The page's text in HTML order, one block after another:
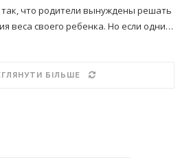
так, что родители вынуждены решать
веса своего ребенка. Но если одни…
БІЛЬШЕ